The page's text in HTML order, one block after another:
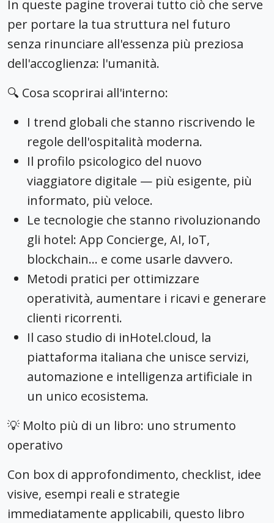
In queste pagine troverai tutto ciò che serve
per portare la tua struttura nel futuro
senza rinunciare all'essenza più preziosa
dell'accoglienza: l'umanità.
🔍 Cosa scoprirai all'interno:
I trend globali che stanno riscrivendo le
regole dell'ospitalità moderna.
Il profilo psicologico del nuovo
viaggiatore digitale — più esigente, più
informato, più veloce.
Le tecnologie che stanno rivoluzionando
gli hotel: App Concierge, AI, IoT,
blockchain… e come usarle davvero.
Metodi pratici per ottimizzare
operatività, aumentare i ricavi e generare
clienti ricorrenti.
Il caso studio di inHotel.cloud, la
piattaforma italiana che unisce servizi,
automazione e intelligenza artificiale in
un unico ecosistema.
💡 Molto più di un libro: uno strumento
operativo
Con box di approfondimento, checklist, idee
visive, esempi reali e strategie
immediatamente applicabili, questo libro